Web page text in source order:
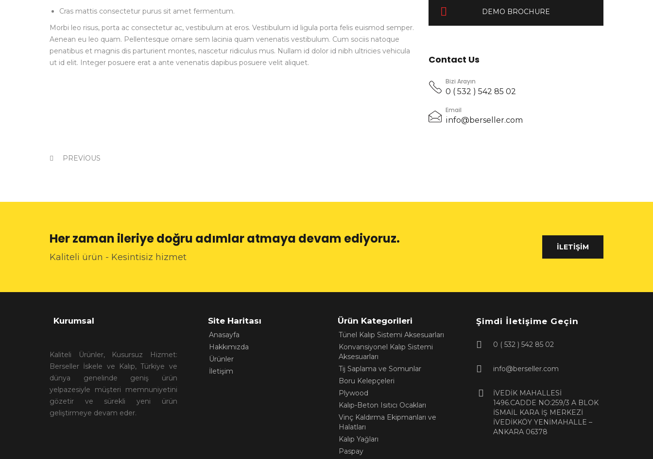
Cras mattis consectetur purus sit amet fermentum.
Morbi leo risus, porta ac consectetur ac, vestibulum at eros. Vestibulum id ligula porta felis euismod semper.
Aenean eu leo quam. Pellentesque ornare sem lacinia quam venenatis vestibulum. Cum sociis natoque
penatibus et magnis dis parturient montes, nascetur ridiculus mus. Nullam id dolor id nibh ultricies vehicula
ut id elit. Integer posuere erat a ante venenatis dapibus posuere velit aliquet.
DEMO BROCHURE
Contact Us
Bizi Arayın
0 ( 532 ) 542 85 02
Email
info@berseller.com
PREVIOUS
Her zaman ileriye doğru adımlar atmaya devam ediyoruz.
Kaliteli ürün - Kesintisiz hizmet
İLETIŞIM
Kurumsal
Kaliteli Ürünler, Kusursuz Hizmet:
Berseller İskele ve Kalıp, Türkiye ve
dünya genelinde geniş ürün
yelpazesiyle müşteri memnuniyetini
gözetir ve sürekli yeni ürün
geliştirmeye devam eder.
Site Haritası
Anasayfa
Hakkımızda
Ürünler
İletişim
Ürün Kategorileri
Tünel Kalıp Sistemi Aksesuarları
Konvansiyonel Kalıp Sistemi
Aksesuarları
Tij Saplama ve Somunlar
Boru Kelepçeleri
Plywood
Kalıp-Beton Isıtıcı Ocakları
Vinç Kaldırma Ekipmanları ve
Halatları
Kalıp Yağları
Paspay
Şimdi İletişime Geçin
0 ( 532 ) 542 85 02
info@berseller.com
İVEDİK MAHALLESİ
1496.CADDE NO:259/3 A BLOK
İSMAİL KARA İŞ MERKEZİ
İVEDİKKÖY YENİMAHALLE –
ANKARA 06378